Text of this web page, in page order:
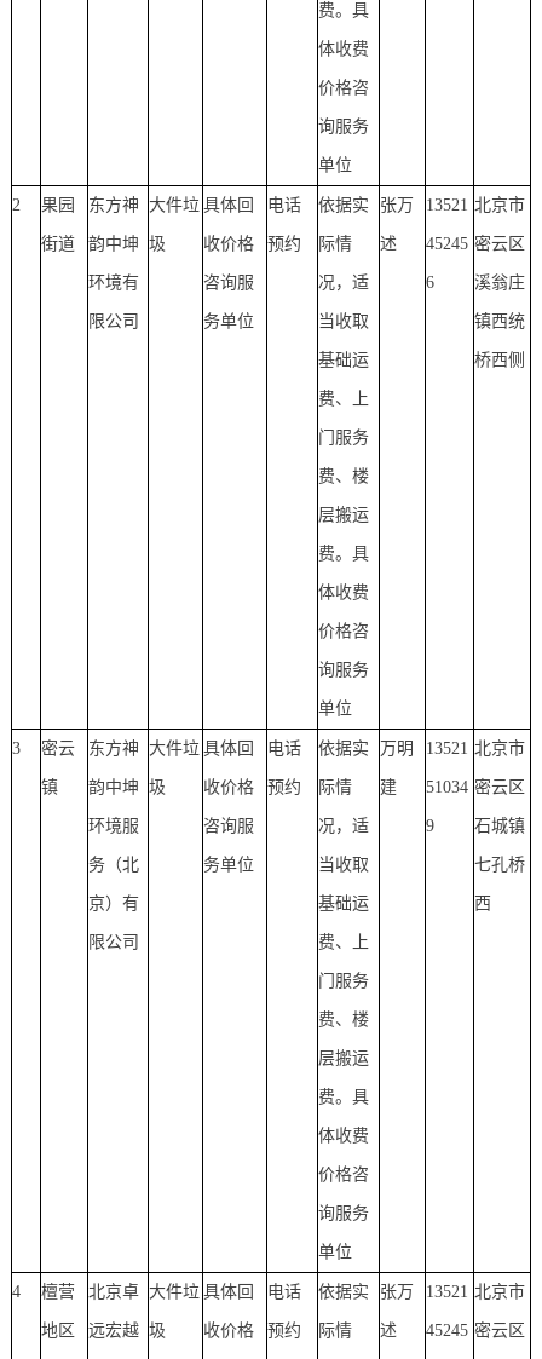
费。具
体收费
价格咨
询服务
单位
2 果园
街道
东方神
韵中坤
环境有
限公司
大件垃
圾
具体回
收价格
咨询服
务单位
电话
预约
依据实
际情
况，适
当收取
基础运
费、上
门服务
费、楼
层搬运
费。具
体收费
价格咨
询服务
单位
张万
述
13521
45245
6
北京市
密云区
溪翁庄
镇西统
桥西侧
3 密云
镇
东方神
韵中坤
环境服
务（北
京）有
限公司
大件垃
圾
具体回
收价格
咨询服
务单位
电话
预约
依据实
际情
况，适
当收取
基础运
费、上
门服务
费、楼
层搬运
费。具
体收费
价格咨
询服务
单位
万明
建
13521
51034
9
北京市
密云区
石城镇
七孔桥
西
4 檀营
地区
北京卓
远宏越
大件垃
圾
具体回
收价格
电话
预约
依据实
际情
张万
述
13521
45245
北京市
密云区